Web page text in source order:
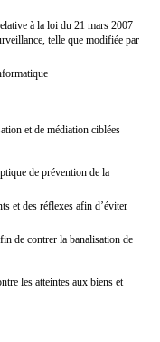
à la loi du 21 mars 2007
telle que modifiée par
et de médiation ciblées
de prévention de la
et des réflexes afin d’éviter
de contrer la banalisation de
les atteintes aux biens et